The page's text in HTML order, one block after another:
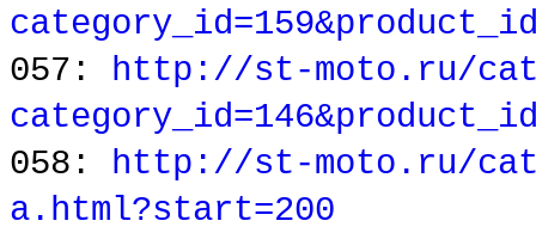
057: http://st-moto.ru/
058: http://st-moto.ru/
a.html?start=200